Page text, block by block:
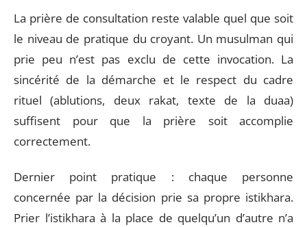
La prière de consultation reste valable quel que soit
le niveau de pratique du croyant. Un musulman qui
prie peu n’est pas exclu de cette invocation. La
sincérité de la démarche et le respect du cadre
rituel (ablutions, deux rakat, texte de la duaa)
suffisent pour que la prière soit accomplie
correctement.
Dernier point pratique : chaque personne
concernée par la décision prie sa propre istikhara.
Prier l’istikhara à la place de quelqu’un d’autre n’a